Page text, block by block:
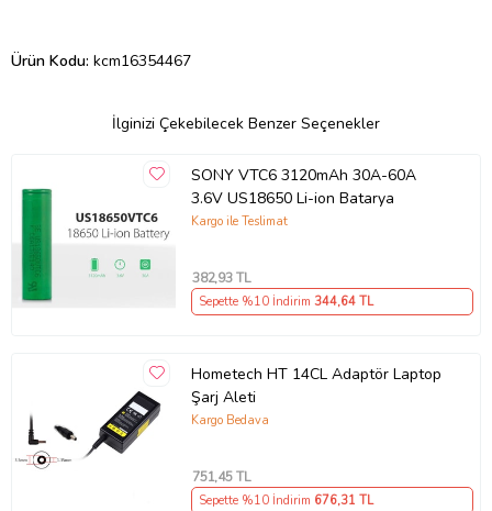
Ürün Kodu: kcm16354467
İlginizi Çekebilecek Benzer Seçenekler
SONY VTC6 3120mAh 30A-60A
3.6V US18650 Li-ion Batarya
Kargo ile Teslimat
382,93 TL
Sepette %10 İndirim 344,64 TL
Hometech HT 14CL Adaptör Laptop
Şarj Aleti
Kargo Bedava
751,45 TL
Sepette %10 İndirim 676,31 TL